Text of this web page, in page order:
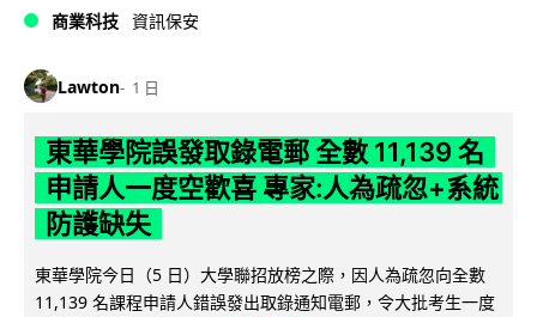
商業科技 資訊保安
Lawton 1 日
東華學院誤發取錄電郵 全數 11,139 名
申請人一度空歡喜 專家:人為疏忽+系統
防護缺失
東華學院今日（5 日）大學聯招放榜之際，因人為疏忽向全數
11,139 名課程申請人錯誤發出取錄通知電郵，令大批考生一度